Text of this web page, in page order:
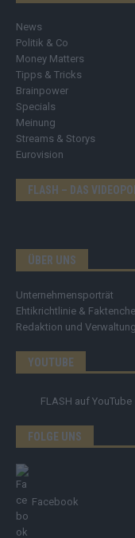
News
Politik & Co
Money Matters
Tipps & Tricks
Brainpower
Specials
Meinung
Streams & Storys
Eurovision
FLASH – DAS
ÜBER UNS
Unternehmensporträt
Ehtikrichtlinie &
Redaktion und Verwaltung
YOUTUBE
FLASH auf YouTube
FOLGE UNS
Facebook